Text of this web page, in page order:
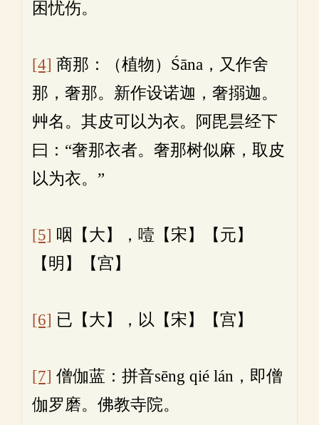
困忧伤。
[4] 商那：（植物）Śāna，又作舍
那，奢那。新作设诺迦，奢搦迦。
艸名。其皮可以为衣。阿毘昙经下
曰：“奢那衣者。奢那树似麻，取皮
以为衣。”
[5] 咽【大】，噎【宋】【元】
【明】【宫】
[6] 已【大】，以【宋】【宫】
[7] 僧伽蓝：拼音sēng qié lán，即僧
伽罗磨。佛教寺院。